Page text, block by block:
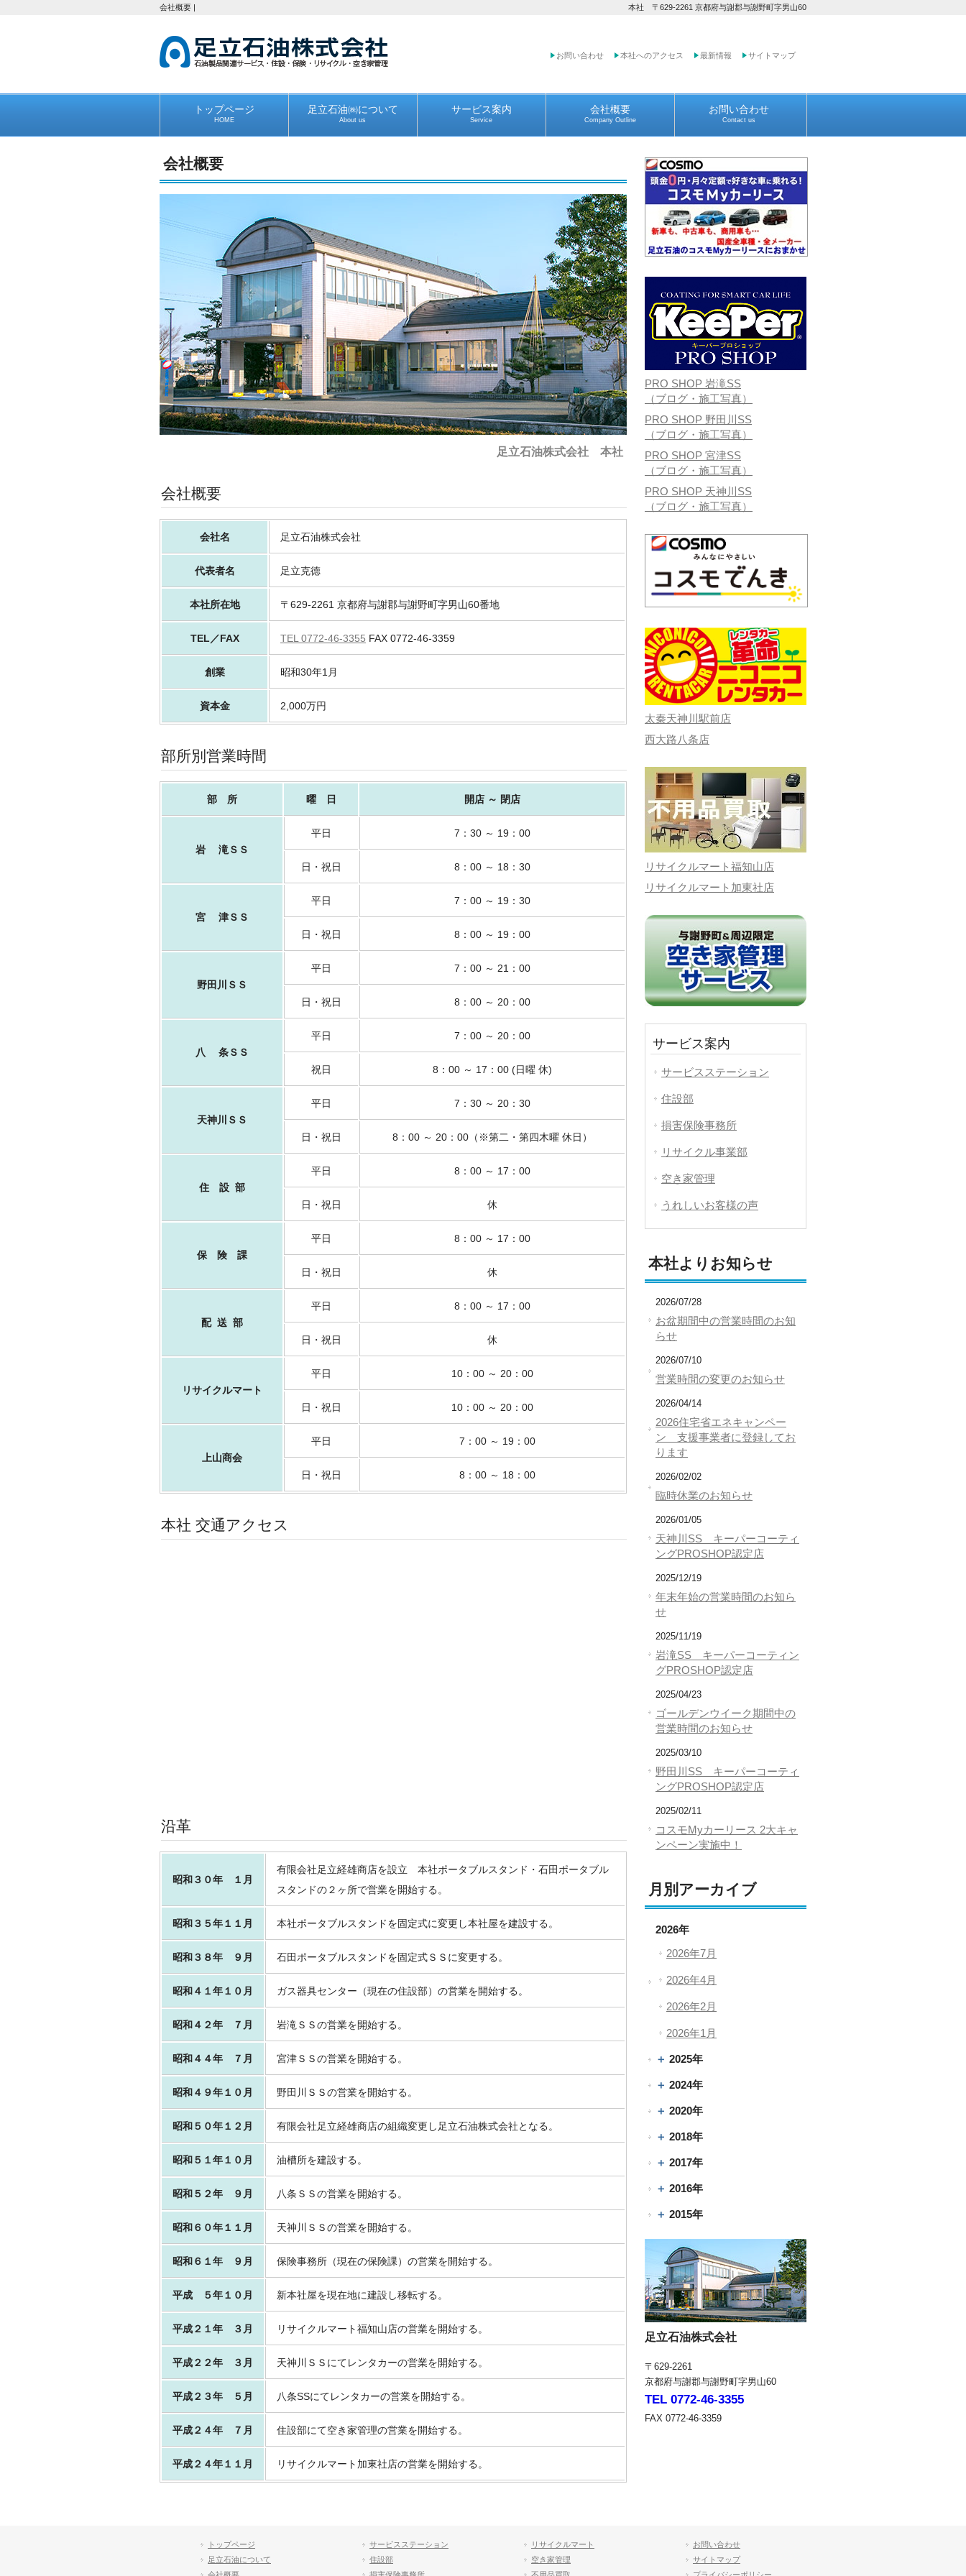
会社概要 | 本社 〒629-2261 京都府与謝郡与謝野町字男山60
サイトマップ
最新情報
本社へのアクセス
お問い合わせ
トップページ
HOME
足立石油㈱について
About us
サービス案内
Service
会社概要
Company Outline
お問い合わせ
Contact us
会社概要
足立石油株式会社 本社
会社概要
会社名 足立石油株式会社
代表者名 足立克徳
本社所在地 〒629-2261 京都府与謝郡与謝野町字男山60番地
TEL／FAX TEL 0772-46-3355 FAX 0772-46-3359
創業 昭和30年1月
資本金 2,000万円
部所別営業時間
部 所 曜 日 開店 ～ 閉店
岩 滝ＳＳ
平日 7：30 ～ 19：00
日・祝日 8：00 ～ 18：30
宮 津ＳＳ
平日 7：00 ～ 19：30
日・祝日 8：00 ～ 19：00
野田川ＳＳ
平日 7：00 ～ 21：00
日・祝日 8：00 ～ 20：00
八 条ＳＳ
平日 7：00 ～ 20：00
祝日 8：00 ～ 17：00 (日曜 休)
天神川ＳＳ
平日 7：30 ～ 20：30
日・祝日 8：00 ～ 20：00（※第二・第四木曜 休日）
住 設 部
平日 8：00 ～ 17：00
日・祝日 休
保 険 課
平日 8：00 ～ 17：00
日・祝日 休
配 送 部
平日 8：00 ～ 17：00
日・祝日 休
リサイクルマート
平日 10：00 ～ 20：00
日・祝日 10：00 ～ 20：00
上山商会
平日 7：00 ～ 19：00
日・祝日 8：00 ～ 18：00
本社 交通アクセス
沿革
昭和３０年 １月
有限会社足立経雄商店を設立 本社ポータブルスタンド・石田ポータブル
スタンドの２ヶ所で営業を開始する。
昭和３５年１１月 本社ポータブルスタンドを固定式に変更し本社屋を建設する。
昭和３８年 ９月 石田ポータブルスタンドを固定式ＳＳに変更する。
昭和４１年１０月 ガス器具センター（現在の住設部）の営業を開始する。
昭和４２年 ７月 岩滝ＳＳの営業を開始する。
昭和４４年 ７月 宮津ＳＳの営業を開始する。
昭和４９年１０月 野田川ＳＳの営業を開始する。
昭和５０年１２月 有限会社足立経雄商店の組織変更し足立石油株式会社となる。
昭和５１年１０月 油槽所を建設する。
昭和５２年 ９月 八条ＳＳの営業を開始する。
昭和６０年１１月 天神川ＳＳの営業を開始する。
昭和６１年 ９月 保険事務所（現在の保険課）の営業を開始する。
平成 ５年１０月 新本社屋を現在地に建設し移転する。
平成２１年 ３月 リサイクルマート福知山店の営業を開始する。
平成２２年 ３月 天神川ＳＳにてレンタカーの営業を開始する。
平成２３年 ５月 八条SSにてレンタカーの営業を開始する。
平成２４年 ７月 住設部にて空き家管理の営業を開始する。
平成２４年１１月 リサイクルマート加東社店の営業を開始する。
PRO SHOP 岩滝SS
（ブログ・施工写真）
PRO SHOP 野田川SS
（ブログ・施工写真）
PRO SHOP 宮津SS
（ブログ・施工写真）
PRO SHOP 天神川SS
（ブログ・施工写真）
太秦天神川駅前店
西大路八条店
リサイクルマート福知山店
リサイクルマート加東社店
サービス案内
サービスステーション
住設部
損害保険事務所
リサイクル事業部
空き家管理
うれしいお客様の声
本社よりお知らせ
2026/07/28
お盆期間中の営業時間のお知
らせ
2026/07/10
営業時間の変更のお知らせ
2026/04/14
2026住宅省エネキャンペー
ン 支援事業者に登録してお
ります
2026/02/02
臨時休業のお知らせ
2026/01/05
天神川SS キーパーコーティ
ングPROSHOP認定店
2025/12/19
年末年始の営業時間のお知ら
せ
2025/11/19
岩滝SS キーパーコーティン
グPROSHOP認定店
2025/04/23
ゴールデンウイーク期間中の
営業時間のお知らせ
2025/03/10
野田川SS キーパーコーティ
ングPROSHOP認定店
2025/02/11
コスモMyカーリース 2大キャ
ンペーン実施中！
月別アーカイブ
2026年
2026年7月
2026年4月
2026年2月
2026年1月
2025年
2024年
2020年
2018年
2017年
2016年
2015年
足立石油株式会社
〒629-2261
京都府与謝郡与謝野町字男山60
TEL 0772-46-3355
FAX 0772-46-3359
トップページ
足立石油について
サービスステーション
住設部
リサイクルマート
空き家管理
お問い合わせ
サイトマップ